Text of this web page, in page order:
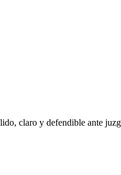
claro y defendible ante